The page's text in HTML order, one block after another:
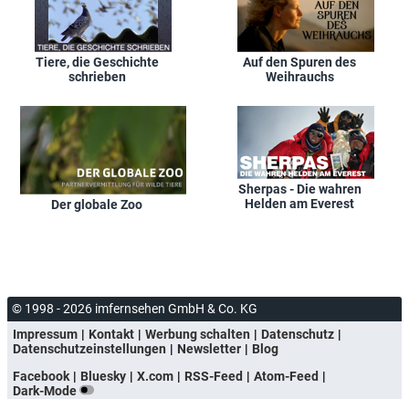
Tiere, die Geschichte
schrieben
Auf den Spuren des
Weihrauchs
Der globale Zoo
Sherpas - Die wahren
Helden am Everest
© 1998 - 2026 imfernsehen GmbH & Co. KG
Impressum
Kontakt Werbung schalten
Datenschutz
Datenschutzeinstellungen
Newsletter
Blog
Facebook
Bluesky X.com RSS-Feed
Atom-Feed
Dark-Mode